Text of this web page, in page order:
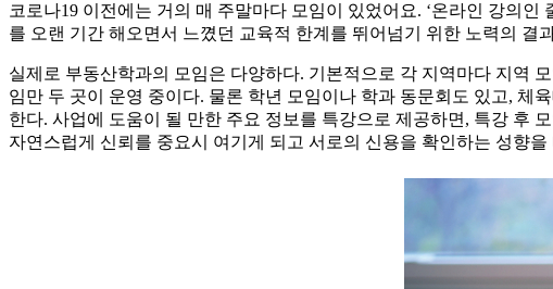
코로나19 이전에는 거의 매 주말마다 모임이 있었어요. ‘온라인 강의
를 오랜 기간 해오면서 느꼈던 교육적 한계를 뛰어넘기 위한 노력의 결
실제로 부동산학과의 모임은 다양하다. 기본적으로 각 지역마다 지역
임만 두 곳이 운영 중이다. 물론 학년 모임이나 학과 동문회도 있고, 체
한다. 사업에 도움이 될 만한 주요 정보를 특강으로 제공하면, 특강 후
자연스럽게 신뢰를 중요시 여기게 되고 서로의 신용을 확인하는 성향